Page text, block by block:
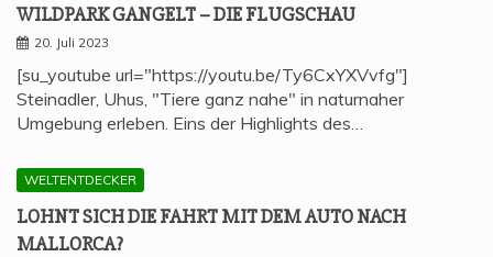
WILD­PARK GAN­GELT – DIE FLUGSCHAU
20. Juli 2023
[su_youtube url="https://youtu.be/Ty6CxYXVvfg"]
Steinadler, Uhus, "Tiere ganz nahe" in naturnaher
Umgebung erleben. Eins der Highlights des…
WELTENTDECKER
LOHNT SICH DIE FAHRT MIT DEM AUTO NACH
MALLORCA?